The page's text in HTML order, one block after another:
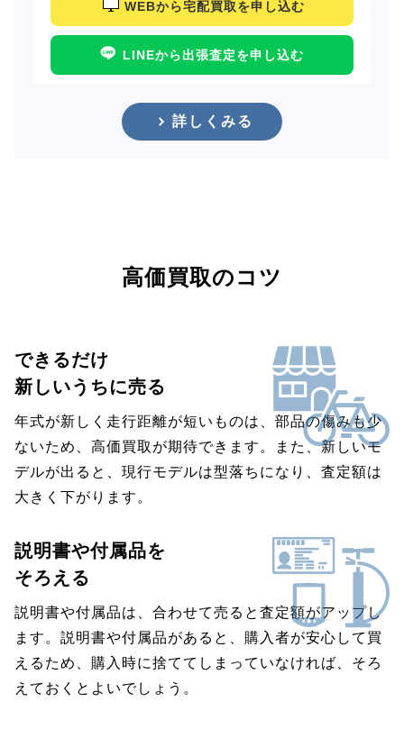
WEBから宅配買取を申し込む
LINEから出張査定を申し込む
詳しくみる
高価買取のコツ
できるだけ
新しいうちに売る
年式が新しく走行距離が短いものは、部品の傷みも少
ないため、高価買取が期待できます。また、新しいモ
デルが出ると、現行モデルは型落ちになり、査定額は
大きく下がります。
説明書や付属品を
そろえる
説明書や付属品は、合わせて売ると査定額がアップし
ます。説明書や付属品があると、購入者が安心して買
えるため、購入時に捨ててしまっていなければ、そろ
えておくとよいでしょう。